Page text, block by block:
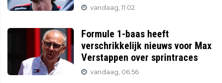
vandaag, 11:02
Formule 1-baas heeft
verschrikkelijk nieuws voor Max
Verstappen over sprintraces
vandaag, 06:56